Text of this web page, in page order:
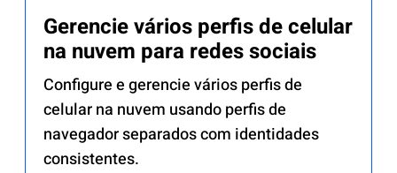
Gerencie vários perfis de celular
na nuvem para redes sociais
Configure e gerencie vários perfis de
celular na nuvem usando perfis de
navegador separados com identidades
consistentes.